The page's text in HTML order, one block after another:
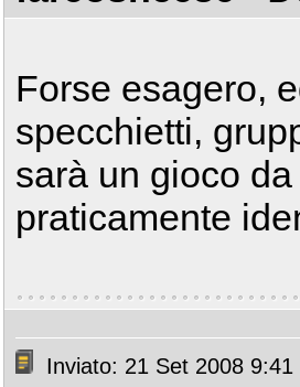
Forse esagero,
specchietti,
sarà un gioco
praticamente
Inviato: 21 Set 2008 9:41